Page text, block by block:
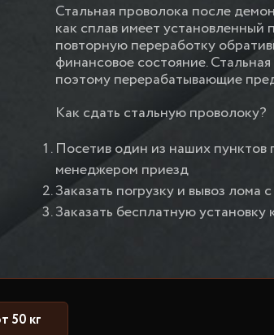
Стальная проволока после
как сплав имеет
повторную переработку
финансовое состояние.
поэтому перерабатывающие
Как сдать стальную проволоку?
Посетив один из наших пунктов
менеджером приезд
Заказать погрузку и вывоз лома
Заказать бесплатную
50 кг